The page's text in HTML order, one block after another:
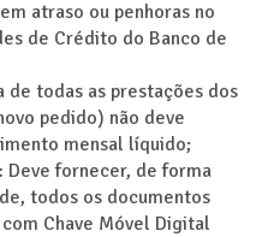
atraso ou penhoras no
de Crédito do Banco de
de todas as prestações dos
pedido) não deve
mensal líquido;
Deve fornecer, de forma
todos os documentos
Chave Móvel Digital